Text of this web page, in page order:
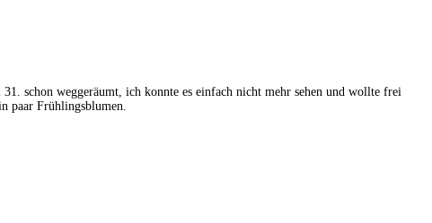
schon weggeräumt, ich konnte es einfach nicht mehr sehen und wollte frei
paar Frühlingsblumen.